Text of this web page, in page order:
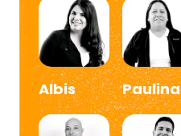
Albis Paulina